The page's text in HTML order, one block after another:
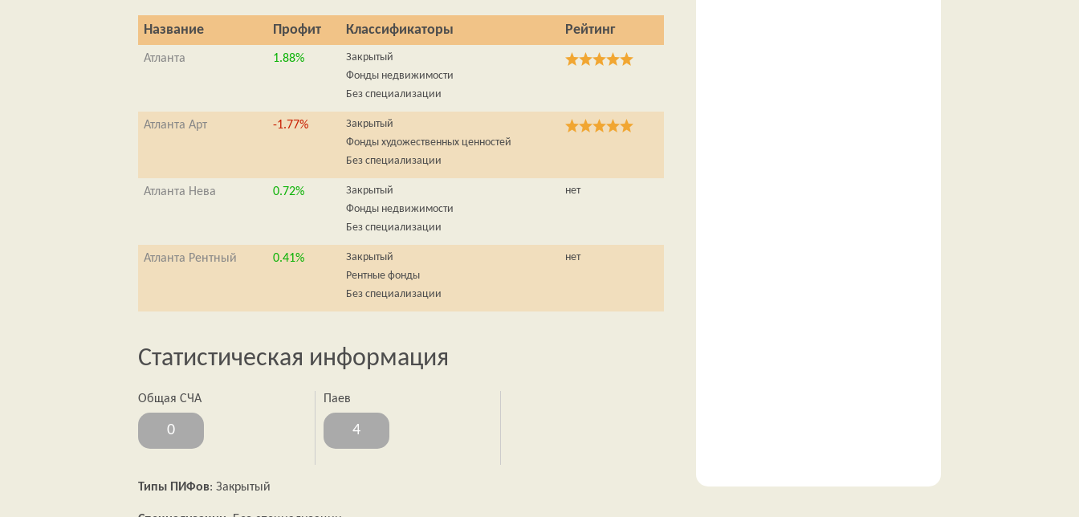
Название Профит Классификаторы Рейтинг
Атланта 1.88%
Закрытый
Фонды недвижимости
Без специализации
Атланта Арт -1.77%
Закрытый
Фонды художественных ценностей
Без специализации
Атланта Нева 0.72%
Закрытый
Фонды недвижимости
Без специализации
нет
Атланта Рентный 0.41%
Закрытый
Рентные фонды
Без специализации
нет
Статистическая информация
Общая СЧА
0
Паев
4
Типы ПИФов: Закрытый